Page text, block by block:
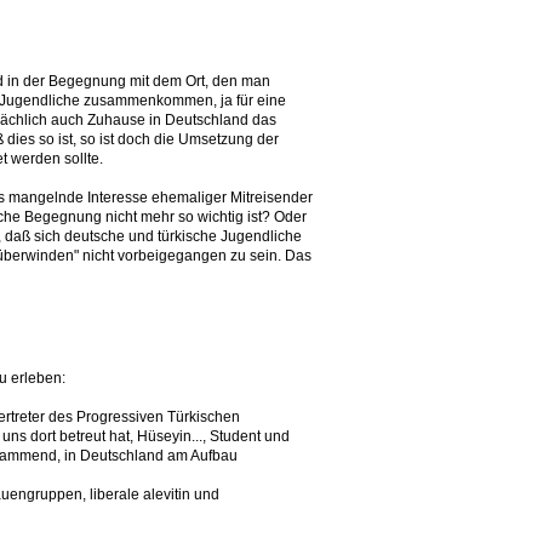
der Begegnung mit dem Ort, den man
zusammenkommen, ja für eine
auch Zuhause in Deutschland das
so ist, so ist doch die Umsetzung der
werden sollte.
mangelnde Interesse ehemaliger Mitreisender
Begegnung nicht mehr so wichtig ist? Oder
sich deutsche und türkische Jugendliche
nicht vorbeigegangen zu sein. Das
erleben:
des Progressiven Türkischen
dort betreut hat, Hüseyin..., Student und
in Deutschland am Aufbau
liberale alevitin und